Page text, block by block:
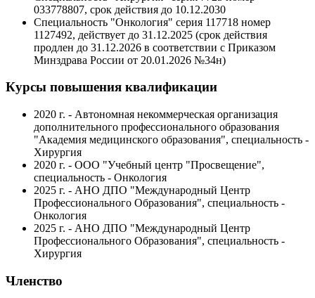
033778807, срок действия до 10.12.2030
Специальность "Онкология" серия 117718 номер
1127492, действует до 31.12.2025 (срок действия
продлен до 31.12.2026 в соответствии с Приказом
Минздрава России от 20.01.2026 №34н)
Курсы повышения квалификации
2020 г. - Автономная некоммерческая организация
дополнительного профессионального образования
"Академия медицинского образования", специальность -
Хирургия
2020 г. - ООО "Учебный центр "Просвещение",
специальность - Онкология
2025 г. - АНО ДПО "Международный Центр
Профессионального Образования", специальность -
Онкология
2025 г. - АНО ДПО "Международный Центр
Профессионального Образования", специальность -
Хирургия
Членство